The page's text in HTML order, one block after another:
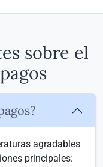
sobre el
agradables
principales: